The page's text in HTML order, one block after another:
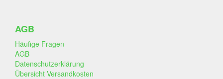
AGB
Häufige Fragen
AGB
Datenschutzerklärung
Übersicht Versandkosten